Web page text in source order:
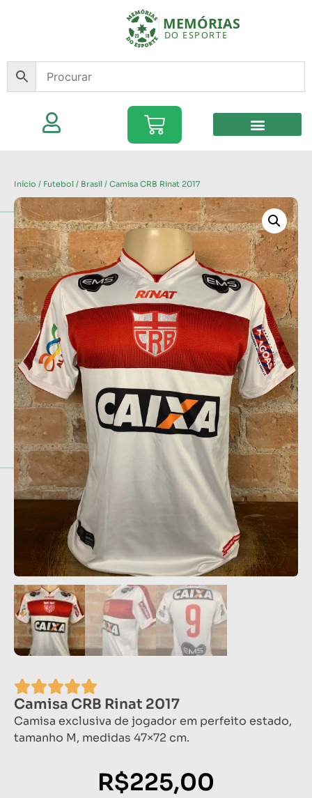
Início / Futebol / Brasil / Camisa CRB Rinat 2017
Camisa CRB Rinat 2017
Camisa exclusiva de jogador em perfeito estado,
tamanho M, medidas 47×72 cm.
R$225,00